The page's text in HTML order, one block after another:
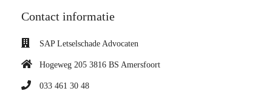
Contact informatie
SAP Letselschade Advocaten
Hogeweg 205 3816 BS Amersfoort
033 461 30 48